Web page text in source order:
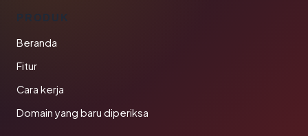
PRODUK
Beranda
Fitur
Cara kerja
Domain yang baru diperiksa